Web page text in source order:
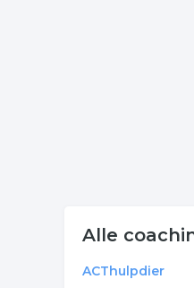
Alle
ACThulpdier